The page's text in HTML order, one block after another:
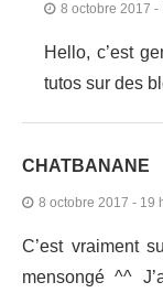
8 octobre 2017 -
Hello, c’est
tutos sur des
CHATBANANE
8 octobre 2017 - 19
C’est vraiment
mensongé ^^